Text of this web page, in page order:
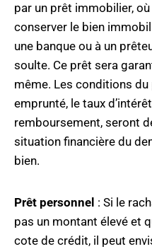
par un prêt immobilier,
conserver le bien
une banque ou à un
soulte. Ce prêt sera
même. Les conditions
emprunté, le taux
remboursement, seront
situation financière du
bien.
Prêt personnel : Si le
pas un montant élevé et
cote de crédit, il peut